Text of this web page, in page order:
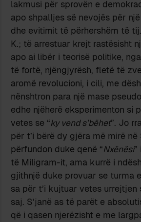
lakmusi për sprovën e
apo shpalljes së nevojës për një
dhe evitimit të përhershëm të
K.; të arrestuar krejt rastësisht
apo ai libër i teorisë politike,
të fortë, njëngjyrësh, fletë të
aromë revolucioni, i cili, me
nënshtron para një mase
edhe njëherë eksperimenton si
vetes se “ky vend s’bëhet”. Jo
për t’i bërë dy gjëra më mirë në
përfundon duke qenë “Nxënësi
të Miligram-it, ama kurrë i
gjithnjë duke provuar se turma
sa për t’i kujtuar vetes urrejtjen
saj. S’janë as të parët e
që i qasen njerëzisht e me